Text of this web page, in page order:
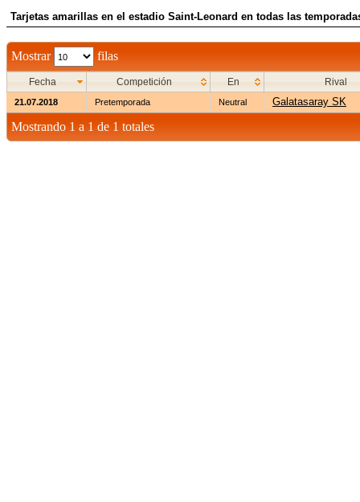
Tarjetas amarillas en el estadio Saint-Leonard en todas las
Mostrar filas
Fecha Competición En Rival
21.07.2018 Pretemporada Neutral Galatasaray SK
Mostrando 1 a 1 de 1 totales